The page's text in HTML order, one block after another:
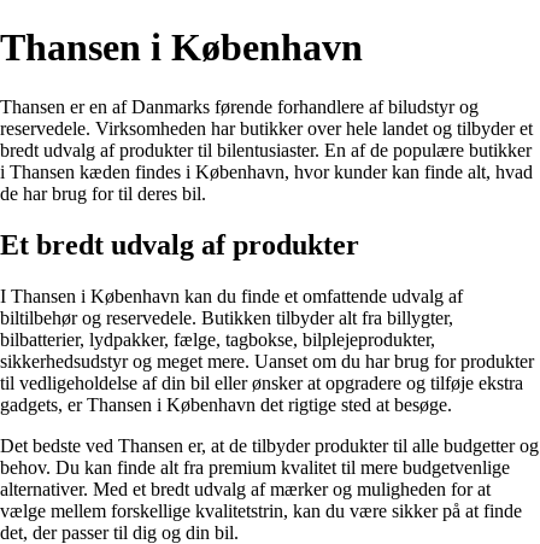
Thansen i København
Thansen er en af Danmarks førende forhandlere af biludstyr og
reservedele. Virksomheden har butikker over hele landet og tilbyder et
bredt udvalg af produkter til bilentusiaster. En af de populære butikker
i Thansen kæden findes i København, hvor kunder kan finde alt, hvad
de har brug for til deres bil.
Et bredt udvalg af produkter
I Thansen i København kan du finde et omfattende udvalg af
biltilbehør og reservedele. Butikken tilbyder alt fra billygter,
bilbatterier, lydpakker, fælge, tagbokse, bilplejeprodukter,
sikkerhedsudstyr og meget mere. Uanset om du har brug for produkter
til vedligeholdelse af din bil eller ønsker at opgradere og tilføje ekstra
gadgets, er Thansen i København det rigtige sted at besøge.
Det bedste ved Thansen er, at de tilbyder produkter til alle budgetter og
behov. Du kan finde alt fra premium kvalitet til mere budgetvenlige
alternativer. Med et bredt udvalg af mærker og muligheden for at
vælge mellem forskellige kvalitetstrin, kan du være sikker på at finde
det, der passer til dig og din bil.